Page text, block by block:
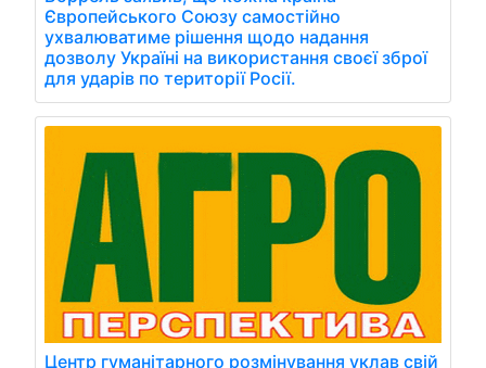
Європейського Союзу самостійно
ухвалюватиме рішення щодо надання
дозволу Україні на використання своєї зброї
для ударів по території Росії.
Центр гуманітарного розмінування уклав свій